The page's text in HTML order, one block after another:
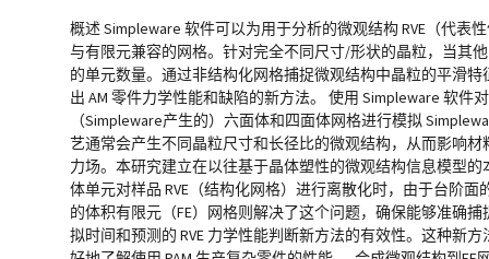
概述 Simpleware 软件可以为用于分析的微观结构 RVE（代
与有限元兼容的网格。针对完全不同尺寸/形状的晶粒，当其
的单元数量。通过非结构化网格捕捉微观结构中晶粒的平滑
出 AM 零件力学性能和缺陷的新方法。 使用 Simpleware 软件
（Simpleware产生的）六面体和四面体网格进行模拟
艺通常会产生不同晶粒尺寸和长径比的微观结构，从而影响
力场。本研究建立在以往基于晶体塑性的微观结构信息模型
体单元对样品 RVE（结构化网格）进行离散化时，由于台阶
的体积有限元（FE）网格则解决了这个问题，确保能够准确
拟时间和预测的 RVE 力学性能判断新方法的有效性。这种新